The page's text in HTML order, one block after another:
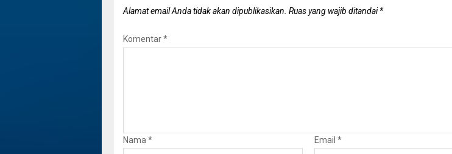
Alamat email Anda tidak akan dipublikasikan. Ruas yang wajib ditandai*
Komentar*
Nama * Email *